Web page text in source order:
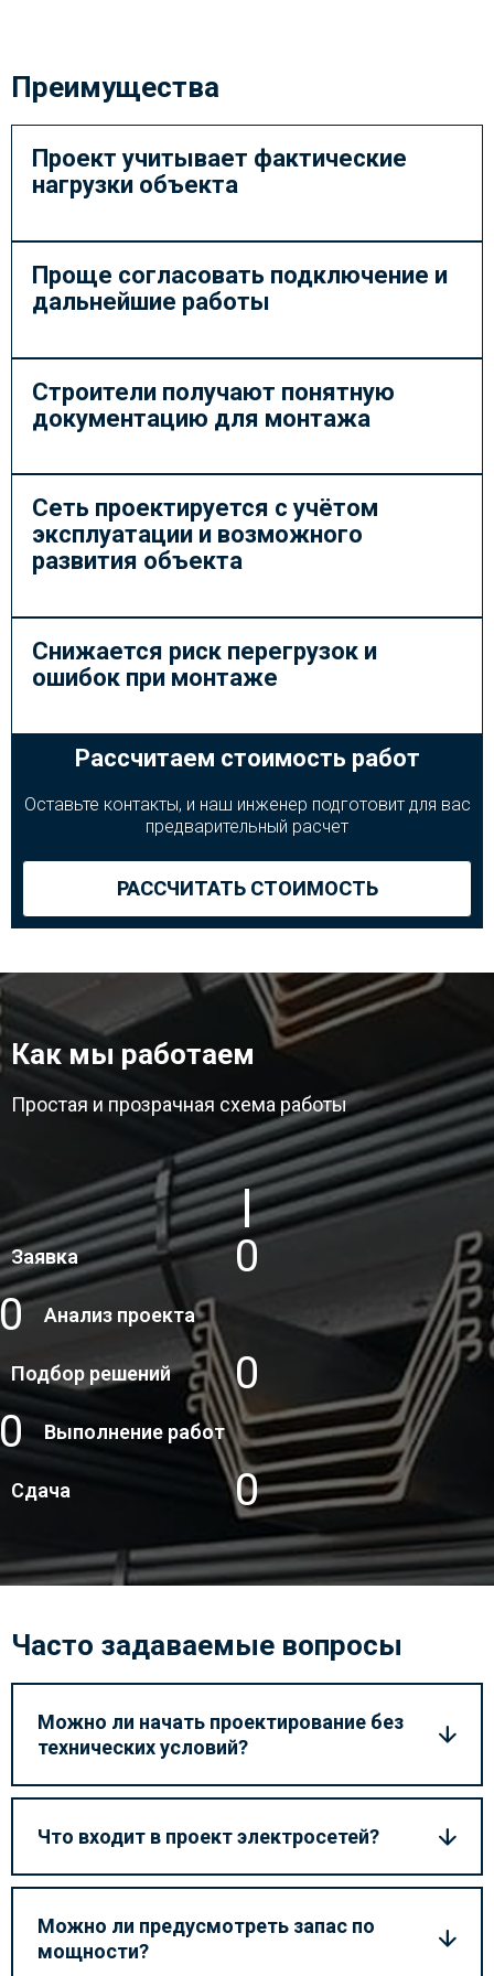
Преимущества
Проект учитывает фактические
нагрузки объекта
Проще согласовать подключение и
дальнейшие работы
Строители получают понятную
документацию для монтажа
Сеть проектируется с учётом
эксплуатации и возможного
развития объекта
Снижается риск перегрузок и
ошибок при монтаже
Рассчитаем стоимость работ
Оставьте контакты, и наш инженер подготовит для вас
предварительный расчет
РАССЧИТАТЬ СТОИМОСТЬ
Как мы работаем
Простая и прозрачная схема работы
1
Заявка
2 Анализ проекта
3
Подбор решений
4 Выполнение работ
5
Сдача
Часто задаваемые вопросы
Можно ли начать проектирование без
технических условий?
Что входит в проект электросетей?
Можно ли предусмотреть запас по
мощности?